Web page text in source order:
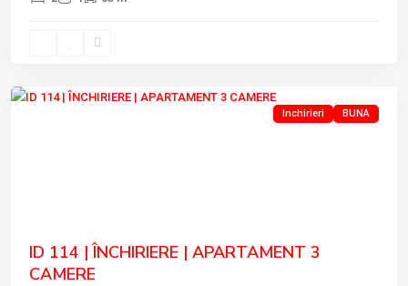
Inchirieri BUNA
ID 114 | ÎNCHIRIERE | APARTAMENT 3
CAMERE